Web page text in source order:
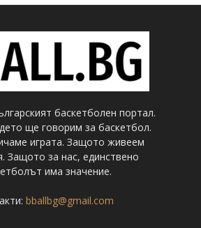
баскетболен портал.
ще говорим за баскетбол.
играта. Защото живеем
Защото за нас, единствено
има значение.
bballbg@gmail.com